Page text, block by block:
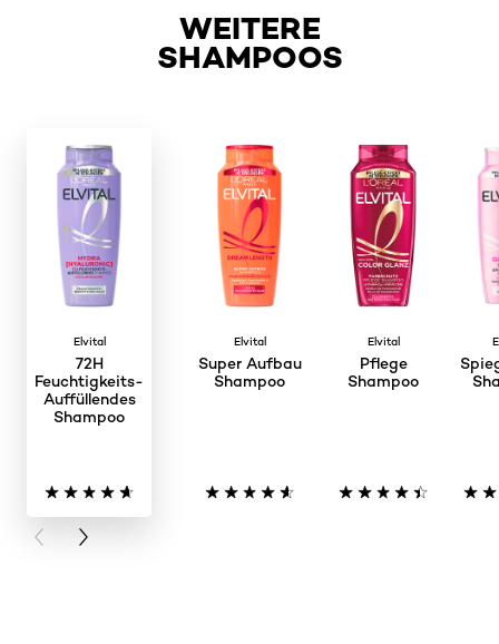
WEITERE
SHAMPOOS
Elvital
72H
Feuchtigkeits-
Auffüllendes
Shampoo
Elvital
Super Aufbau
Shampoo
Elvital
Pflege
Shampoo
PREVIOUS CARD
NEXT CARD